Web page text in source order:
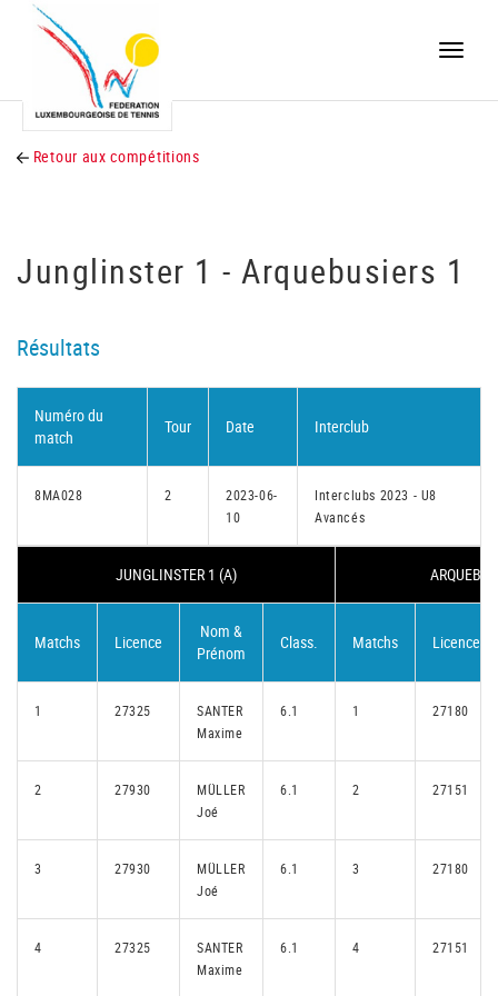
Toggle
Retour aux compétitions
Junglinster 1 - Arquebusiers 1
Résultats
Numéro du
match
Tour Date Interclub
8MA028 2
2023-06-
10
Interclubs 2023 - U8
Avancés
JUNGLINSTER 1 (A)
Matchs Licence
Nom &
Prénom
Class. Matchs Licence
1 27325
SANTER
Maxime
6.1 1 27180
2 27930
MÜLLER
Joé
6.1 2 27151
3 27930
MÜLLER
Joé
6.1 3 27180
4 27325
SANTER
Maxime
6.1 4 27151